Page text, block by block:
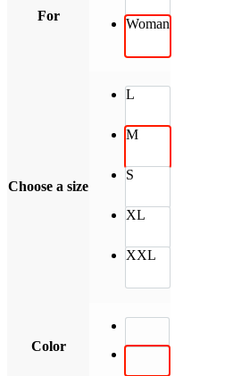
For
Woman
Choose a size
L
M
S
XL
XXL
Color